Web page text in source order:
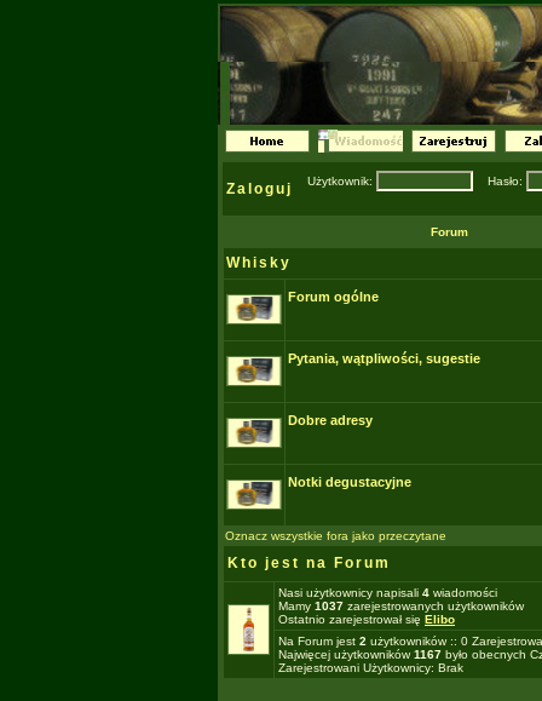
Zaloguj Użytkownik: Hasło:
Forum
Whisky
Forum ogólne
Pytania, wątpliwości, sugestie
Dobre adresy
Notki degustacyjne
Oznacz wszystkie fora jako przeczytane
Kto jest na Forum
Nasi użytkownicy napisali 4 wiadomości
Mamy 1037 zarejestrowanych użytkowników
Ostatnio zarejestrował się Elibo
Na Forum jest 2 użytkowników :: 0
Najwięcej użytkowników 1167 było obecnych
Zarejestrowani Użytkownicy: Brak